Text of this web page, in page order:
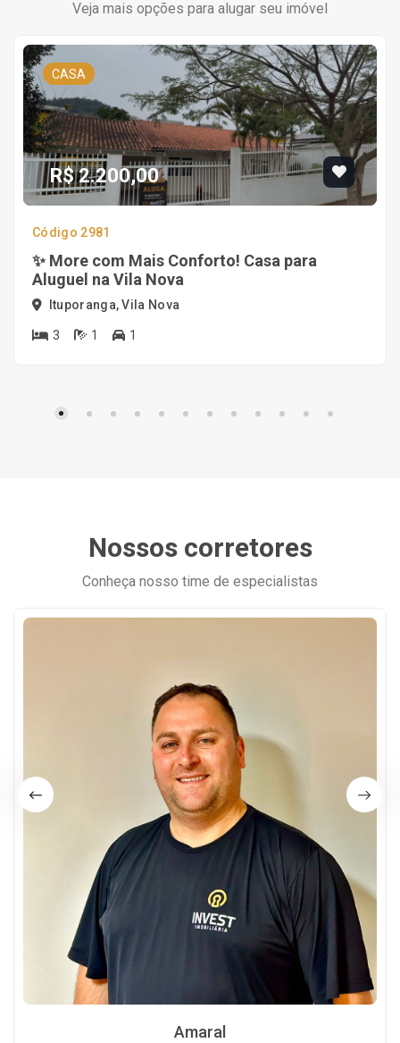
Veja mais opções para alugar seu imóvel
CASA
R$ 2.200,00
Código 2981
✨ More com Mais Conforto! Casa para
Aluguel na Vila Nova
Ituporanga, Vila Nova
3 1 1
Nossos corretores
Conheça nosso time de especialistas
Amaral